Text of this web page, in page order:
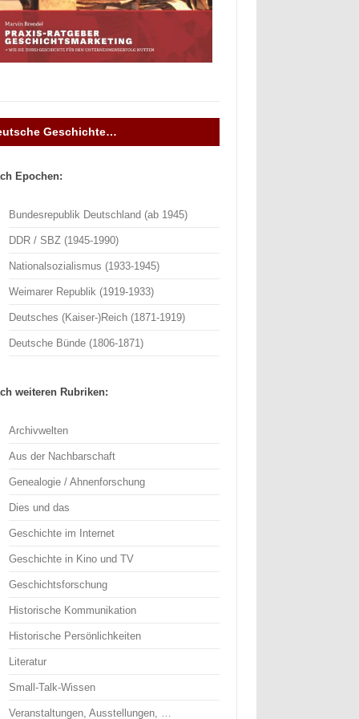
Geschichte…
Epochen:
Bundesrepublik Deutschland (ab 1945)
DDR / SBZ (1945-1990)
Nationalsozialismus (1933-1945)
Weimarer Republik (1919-1933)
Deutsches (Kaiser-)Reich (1871-1919)
Deutsche Bünde (1806-1871)
weiteren Rubriken:
Archivwelten
Aus der Nachbarschaft
Genealogie / Ahnenforschung
Dies und das
Geschichte im Internet
Geschichte in Kino und TV
Geschichtsforschung
Historische Kommunikation
Historische Persönlichkeiten
Literatur
Small-Talk-Wissen
Veranstaltungen, Ausstellungen, …